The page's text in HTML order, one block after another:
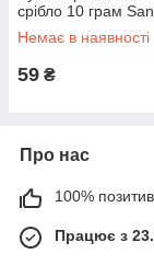
срібло 10 грам
Немає в наявності
59 ₴
Про нас
100%
Працює з